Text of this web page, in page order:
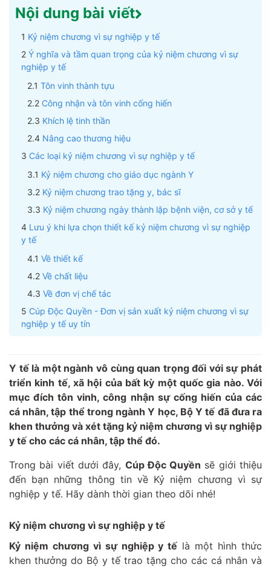
Nội dung bài viết
Kỷ niệm chương vì sự nghiệp y tế
Ý nghĩa và tầm quan trọng của kỷ niệm chương vì sự
nghiệp y tế
Tôn vinh thành tựu
Công nhận và tôn vinh cống hiến
Khích lệ tinh thần
Nâng cao thương hiệu
Các loại kỷ niệm chương vì sự nghiệp y tế
Kỷ niệm chương cho giáo dục ngành Y
Kỷ niệm chương trao tặng y, bác sĩ
Kỷ niệm chương ngày thành lập bệnh viện, cơ sở y tế
Lưu ý khi lựa chọn thiết kế kỷ niệm chương vì sự nghiệp
y tế
Về thiết kế
Về chất liệu
Về đơn vị chế tác
Cúp Độc Quyền - Đơn vị sản xuất kỷ niệm chương vì sự
nghiệp y tế uy tín
Y tế là một ngành vô cùng quan trọng đối với sự phát
triển kinh tế, xã hội của bất kỳ một quốc gia nào. Với
mục đích tôn vinh, công nhận sự cống hiến của các
cá nhân, tập thể trong ngành Y học, Bộ Y tế đã đưa ra
khen thưởng và xét tặng kỷ niệm chương vì sự nghiệp
y tế cho các cá nhân, tập thể đó.
Trong bài viết dưới đây, Cúp Độc Quyền sẽ giới thiệu
đến bạn những thông tin về Kỷ niệm chương vì sự
nghiệp y tế. Hãy dành thời gian theo dõi nhé!
Kỷ niệm chương vì sự nghiệp y tế
Kỷ niệm chương vì sự nghiệp y tế là một hình thức
khen thưởng do Bộ y tế trao tặng cho các cá nhân và